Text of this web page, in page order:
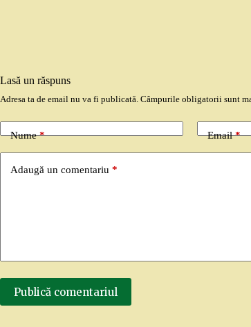
Lasă un răspuns
Adresa ta de email nu va fi publicată. Câmpurile obligatorii sunt
Nume* Email*
Adaugă un comentariu *
Publică comentariul